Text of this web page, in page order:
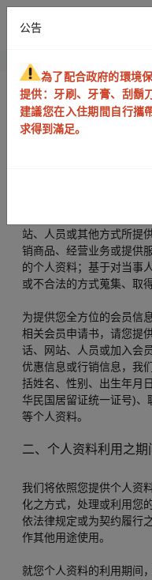
隐私权条款
洛碁大饭店建北馆（下称
个人资料的保护与尊重以
站、人员或其他方式所提
销商品、经营业务或提供
的个人资料；基于对当事
或不合法的方式蒐集、取
为提供您全方位的会员信
相关会员申请书，请您提
话、网站、人员或加入会
优惠信息或行销信息，我
括姓名、性别、出生年月
华民国居留证统一证号)、
等个人资料。
二、个人资料利用之
我们将依照您提供个人资
化之方式，处理或利用您
依法律规定或为契约履行
作其他用途使用。
就您个人资料的利用期间
公告
為了配合政府的環境
提供：牙刷、牙膏、刮鬍
建議您在入住期間自行攜
求得到滿足。